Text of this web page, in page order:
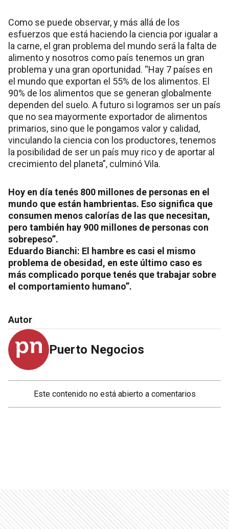
Como se puede observar, y más allá de los
esfuerzos que está haciendo la ciencia por igualar a
la carne, el gran problema del mundo será la falta de
alimento y nosotros como país tenemos un gran
problema y una gran oportunidad. “Hay 7 países en
el mundo que exportan el 55% de los alimentos. El
90% de los alimentos que se generan globalmente
dependen del suelo. A futuro si logramos ser un país
que no sea mayormente exportador de alimentos
primarios, sino que le pongamos valor y calidad,
vinculando la ciencia con los productores, tenemos
la posibilidad de ser un país muy rico y de aportar al
crecimiento del planeta”, culminó Vila.
Hoy en día tenés 800 millones de personas en el
mundo que están hambrientas. Eso significa que
consumen menos calorías de las que necesitan,
pero también hay 900 millones de personas con
sobrepeso”.
Eduardo Bianchi: El hambre es casi el mismo
problema de obesidad, en este último caso es
más complicado porque tenés que trabajar sobre
el comportamiento humano”.
Autor
Puerto Negocios
Este contenido no está abierto a comentarios